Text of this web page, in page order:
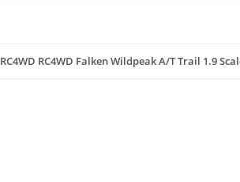
RC4WD RC4WD Falken Wildpeak A/T Trail 1.9